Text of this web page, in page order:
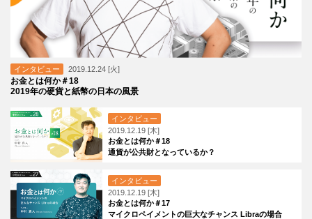
インタビュー 2019.12.24 [火]
お金とは何か＃18
2019年の硬貨と紙幣の日本の風景
インタビュー
2019.12.19 [木]
お金とは何か＃18
通貨が公共財となっているか？
インタビュー
2019.12.19 [木]
お金とは何か＃17
マイクロペイメントの巨大なチャンス Libraの場合